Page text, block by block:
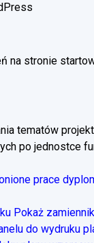
na stronie
tematów
po jednostce
prace
Pokaż
do wydruku